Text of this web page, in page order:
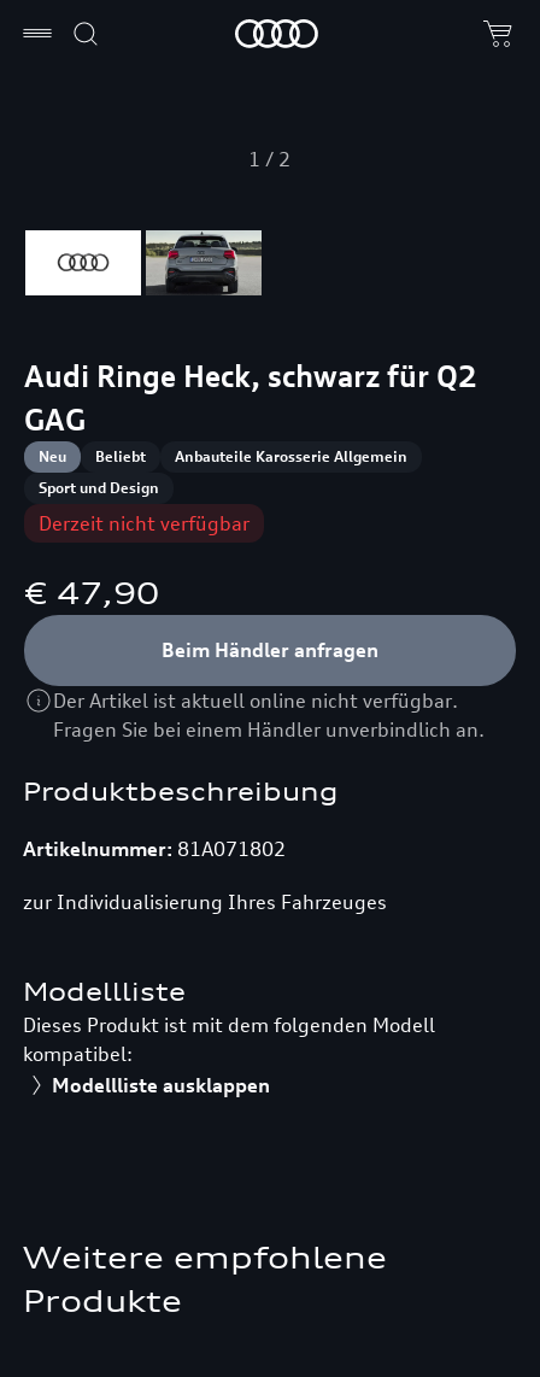
1 / 2
Produktbeschreibung
Artikelnummer: 81A071802
zur Individualisierung Ihres Fahrzeuges
Modellliste
Dieses Produkt ist mit dem folgenden Modell
kompatibel:
Modellliste ausklappen
Audi Ringe Heck, schwarz für Q2
GAG
Neu Beliebt
Anbauteile Karosserie Allgemein
Sport und Design
Derzeit nicht verfügbar
€ 47,90
Beim Händler anfragen
Der Artikel ist aktuell online nicht verfügbar.
Fragen Sie bei einem Händler unverbindlich an.
Weitere empfohlene
Produkte